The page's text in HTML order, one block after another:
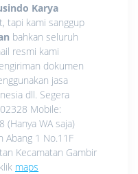
Karya
tapi kami sanggup
bahkan seluruh
resmi kami
dokumen
jasa
dll. Segera
Mobile:
WA saja)
Abang 1 No.11F
Kecamatan Gambir
maps